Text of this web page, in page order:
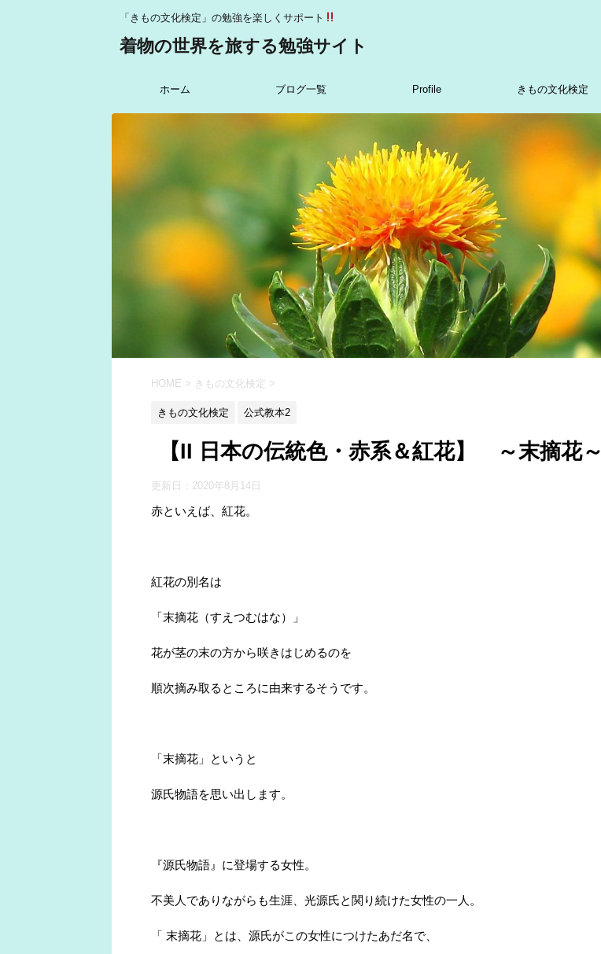
「きもの文化検定」の勉強を楽しくサポート
着物の世界を旅する勉強サイト
ホーム ブログ一覧 Profile きもの文化検定
HOME > きもの文化検定 >
きもの文化検定 公式教本2
【II 日本の伝統色・赤系＆紅花】 ～末摘花～
更新日： 2020年8月14日
赤といえば、紅花。
紅花の別名は
「末摘花（すえつむはな）」
花が茎の末の方から咲きはじめるのを
順次摘み取るところに由来するそうです。
「末摘花」というと
源氏物語を思い出します。
『源氏物語』に登場する女性。
不美人でありながらも生涯、光源氏と関り続けた女性の一人。
「 末摘花」とは、源氏がこの女性につけたあだ名で、